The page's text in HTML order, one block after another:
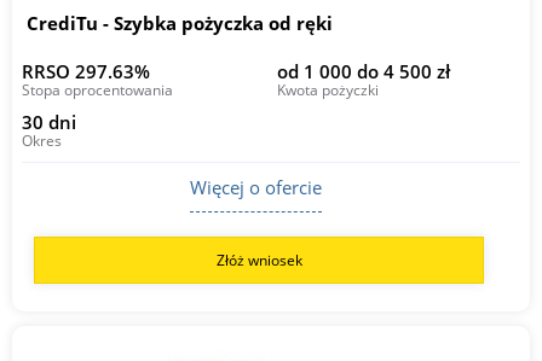
CrediTu - Szybka pożyczka od ręki
RRSO 297.63%
Stopa oprocentowania
od 1 000 do 4 500 zł
Kwota pożyczki
30 dni
Okres
Więcej o ofercie
Złóż wniosek